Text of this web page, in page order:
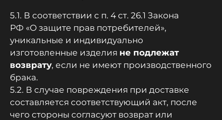
5.1. В соответствии с п. 4 ст. 26.1 Закона
РФ «О защите прав потребителей»,
уникальные и индивидуально
изготовленные изделия не подлежат
возврату, если не имеют производственного
брака.
5.2. В случае повреждения при доставке
составляется соответствующий акт, после
чего стороны согласуют возврат или